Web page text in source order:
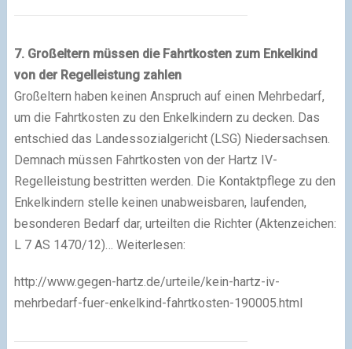
7. Großeltern müssen die Fahrtkosten zum Enkelkind
von der Regelleistung zahlen
Großeltern haben keinen Anspruch auf einen Mehrbedarf,
um die Fahrtkosten zu den Enkelkindern zu decken. Das
entschied das Landessozialgericht (LSG) Niedersachsen.
Demnach müssen Fahrtkosten von der Hartz IV-
Regelleistung bestritten werden. Die Kontaktpflege zu den
Enkelkindern stelle keinen unabweisbaren, laufenden,
besonderen Bedarf dar, urteilten die Richter (Aktenzeichen:
L 7 AS 1470/12)… Weiterlesen:
http://www.gegen-hartz.de/urteile/kein-hartz-iv-
mehrbedarf-fuer-enkelkind-fahrtkosten-190005.html